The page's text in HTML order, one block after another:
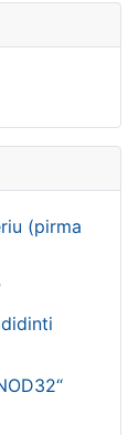
(pirma